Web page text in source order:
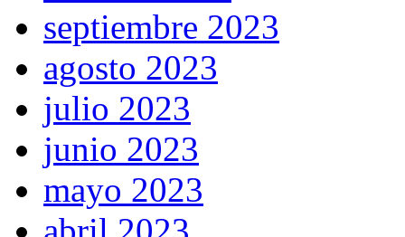
septiembre 2023
agosto 2023
julio 2023
junio 2023
mayo 2023